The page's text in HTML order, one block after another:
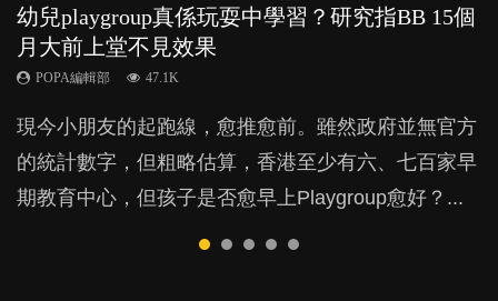
幼兒playgroup真係玩耍中學習？研究指BB 15個
月大前上堂不見效果
POPA編輯部 47.1K
現今小朋友的起跑線，愈推愈前。雖然政府並無官方
的統計數字，但粗略估算，香港至少有六、七百家早
期教育中心，但孩子是否愈早上Playgroup愈好？...
幼稚園遊戲課 如何刺激幼兒自發學習取代獎勵
與懲罰？
POPA編輯部 33.1K
由美國學者所創的 tools of the mind 課程，學生以遊
戲方式學習，學術能力和自制能力亦明顯比其他小朋
友優勝，到底這課程有何特別之處？...
老公患產後憂鬱症對BB的影響
POPA編輯部 15.9K
鬱，影響日常生活，嚴重的甚至會有自殺，或傷害小
朋友的念頭。但為何爸爸患上產後抑鬱往往難以察
覺？...
全職好？在職好？｜全職媽媽與在職媽媽的壓
力與價值
POPA編輯部 25.8K
許多媽媽心底可能都有一刻掙扎過：究竟全職好，還
是在職好。雖說每個家庭都有自己的獨特狀況和考慮
因素，但原來全職和在職媽媽所養育的子女其實都各
BB口腔期乜都放入口，父母該制止還是放手？
POPA編輯部 25.5K
成吮手指的習慣，大個就很難戒，但原來一刀切阻止
他們放東西入口，隨時會影響孩子的身心發展？...